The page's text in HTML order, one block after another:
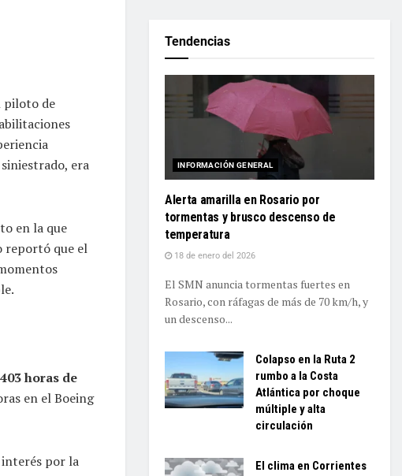
piloto de
era
en la que
reportó que el
horas de
en el Boeing
interés por la
Tendencias
INFORMACIÓN GENERAL
Alerta amarilla en Rosario por
tormentas y brusco descenso de
temperatura
18 de enero del 2026
El SMN anuncia tormentas fuertes en
Rosario, con ráfagas de más de 70 km/h, y
un descenso...
Colapso en la Ruta 2
rumbo a la Costa
Atlántica por choque
múltiple y alta
circulación
El clima en Corrientes